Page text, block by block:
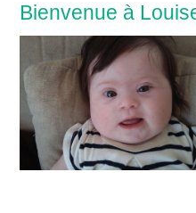
Bienvenue à